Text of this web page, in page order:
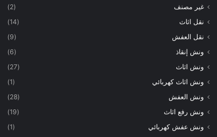
غير مصنف
(2)
نقل اثاث
(14)
نقل العفش
(9)
ونش إنقاذ
(6)
ونش اثاث
(27)
ونش اثاث كهربائي
(1)
ونش العفش
(28)
ونش رفع اثاث
(19)
ونش عفش كهربائي
(1)